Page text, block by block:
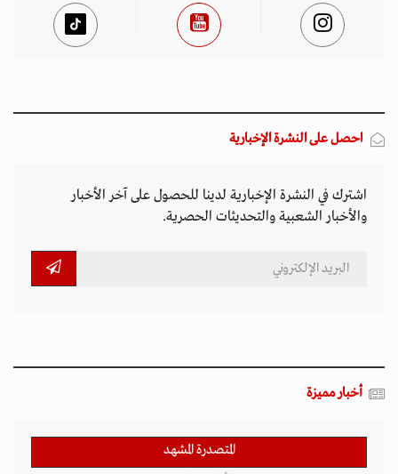
احصل على النشرة الإخبارية
اشترك في النشرة الإخبارية لدينا للحصول على آخر الأخبار
والأخبار الشعبية والتحديثات الحصرية.
أخبار مميزة
المتصدرة المشهد